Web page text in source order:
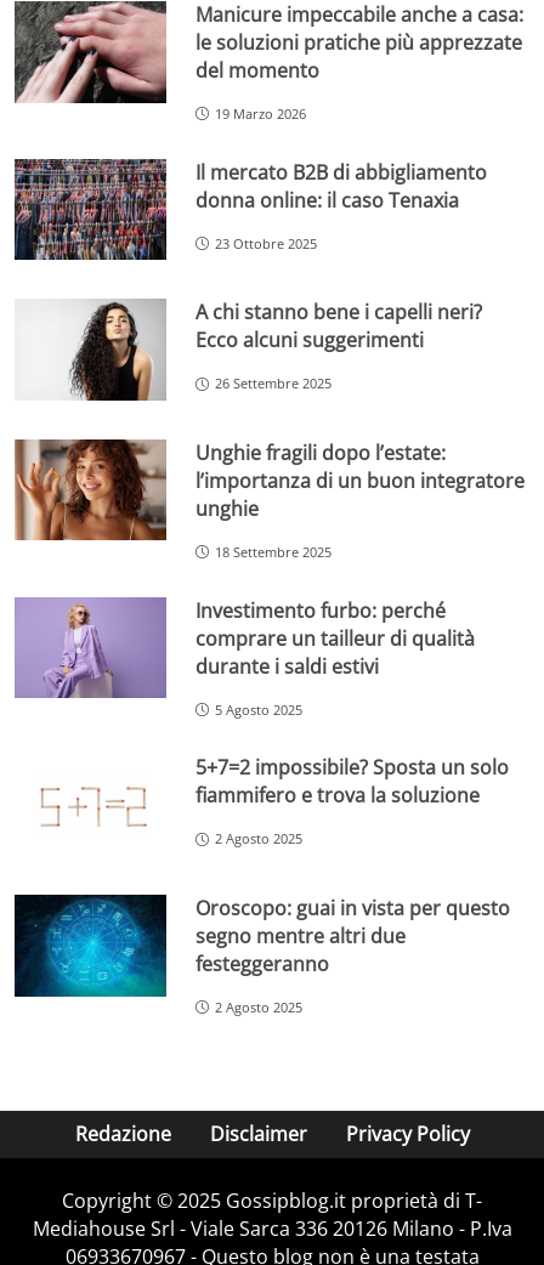
Manicure impeccabile anche a casa:
le soluzioni pratiche più apprezzate
del momento
19 Marzo 2026
Il mercato B2B di abbigliamento
donna online: il caso Tenaxia
23 Ottobre 2025
A chi stanno bene i capelli neri?
Ecco alcuni suggerimenti
26 Settembre 2025
Unghie fragili dopo l’estate:
l’importanza di un buon integratore
unghie
18 Settembre 2025
Investimento furbo: perché
comprare un tailleur di qualità
durante i saldi estivi
5 Agosto 2025
5+7=2 impossibile? Sposta un solo
fiammifero e trova la soluzione
2 Agosto 2025
Oroscopo: guai in vista per questo
segno mentre altri due
festeggeranno
2 Agosto 2025
Redazione Disclaimer Privacy Policy
Copyright © 2025 Gossipblog.it proprietà di T-
Mediahouse Srl - Viale Sarca 336 20126 Milano - P.Iva
06933670967 - Questo blog non è una testata